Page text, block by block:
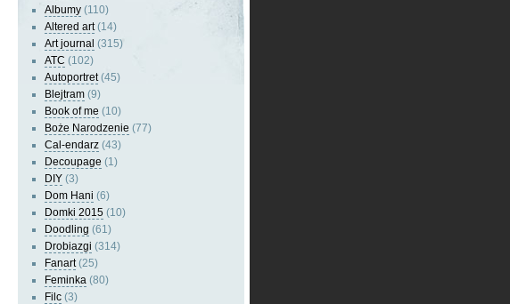
Albumy (110)
Altered art(14)
Art journal (315)
ATC (102)
Autoportret(45)
Blejtram (9)
Book of me (10)
Boże Narodzenie (77)
Cal-endarz (43)
Decoupage (1)
DIY (3)
Dom Hani (6)
Domki 2015 (10)
Doodling (61)
Drobiazgi (314)
Fanart(25)
Feminka (80)
Filc (3)